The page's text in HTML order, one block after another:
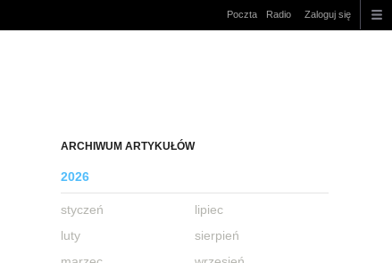
Poczta Radio Zaloguj się
ARCHIWUM ARTYKUŁÓW
2026
styczeń
luty
lipiec
sierpień